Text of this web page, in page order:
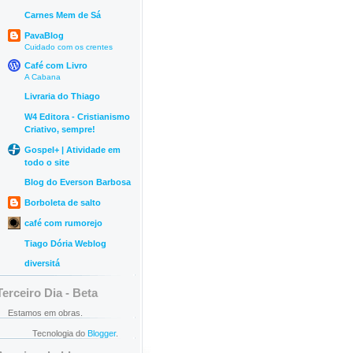
Carnes Mem de Sá
PavaBlog
Cuidado com os crentes
Café com Livro
A Cabana
Livraria do Thiago
W4 Editora - Cristianismo
Criativo, sempre!
Gospel+ | Atividade em
todo o site
Blog do Everson Barbosa
Borboleta de salto
café com rumorejo
Tiago Dória Weblog
diversitá
Dia - Beta
Estamos em obras.
Tecnologia do Blogger.